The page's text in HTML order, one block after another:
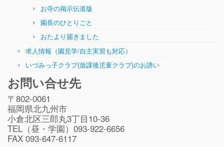
お寺の掲示伝道版
園長のひとりごと
おたより届きました
求人情報（園見学/自主実習も対応）
いづみっ子クラブ(放課後児童クラブ)のお誘い
お問い合せ先
〒802-0061
福岡県北九州市
小倉北区三郎丸3丁目10-36
TEL（昼・学園）093-922-6656
FAX 093-647-6117